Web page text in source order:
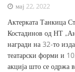
мај 22, 2022
Актерката Танкица
Костадинов од НТ
награди на 32-то
театарски форми и
акција што се одржа